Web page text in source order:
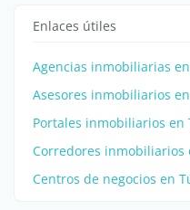
Enlaces útiles
Agencias inmobiliarias
Asesores inmobiliarios
Portales inmobiliarios en
Corredores inmobiliarios
Centros de negocios en